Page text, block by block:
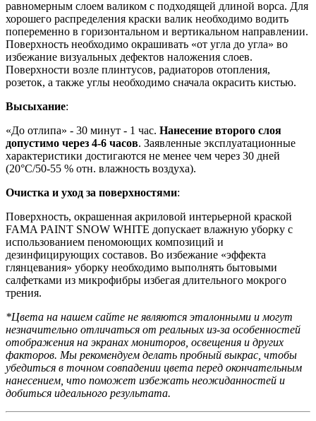
равномерным слоем валиком с подходящей длиной ворса. Для
хорошего распределения краски валик необходимо водить
попеременно в горизонтальном и вертикальном направлении.
Поверхность необходимо окрашивать «от угла до угла» во
избежание визуальных дефектов наложения слоев.
Поверхности возле плинтусов, радиаторов отопления,
розеток, а также углы необходимо сначала окрасить кистью.
Высыхание:
«До отлипа» - 30 минут - 1 час. Нанесение второго слоя
допустимо через 4-6 часов. Заявленные эксплуатационные
характеристики достигаются не менее чем через 30 дней
(20°C/50-55 % отн. влажность воздуха).
Очистка и уход за поверхностями:
Поверхность, окрашенная акриловой интерьерной краской
FAMA PAINT SNOW WHITE допускает влажную уборку с
использованием пеномоющих композиций и
дезинфицирующих составов. Во избежание «эффекта
глянцевания» уборку необходимо выполнять бытовыми
салфетками из микрофибры избегая длительного мокрого
трения.
*Цвета на нашем сайте не являются эталонными и могут
незначительно отличаться от реальных из-за особенностей
отображения на экранах мониторов, освещения и других
факторов. Мы рекомендуем делать пробный выкрас, чтобы
убедиться в точном совпадении цвета перед окончательным
нанесением, что поможет избежать неожиданностей и
добиться идеального результата.